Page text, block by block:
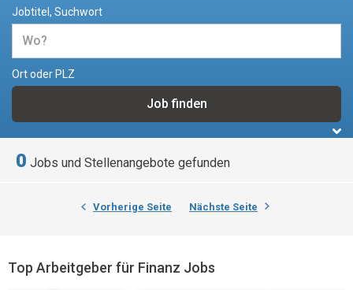
Jobtitel, Suchwort
Ort oder PLZ
0 Jobs und Stellenangebote gefunden
Vorherige Seite Nächste Seite
Top Arbeitgeber für Finanz Jobs